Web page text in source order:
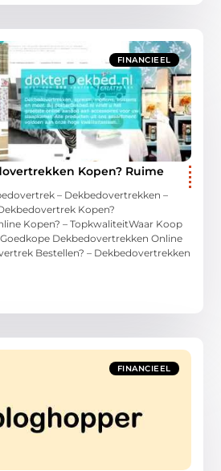
FINANCIEEL
Kopen? Ruime
– Dekbedovertrekken –
Kopen?
Kopen? – TopkwaliteitWaar Koop
Dekbedovertrekken Online
Bestellen? – Dekbedovertrekken
FINANCIEEL